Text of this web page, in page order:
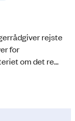
rejste
for
om det re...